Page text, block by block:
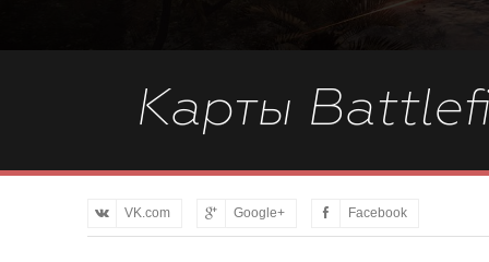
Карты
VK.com Google+ Facebook